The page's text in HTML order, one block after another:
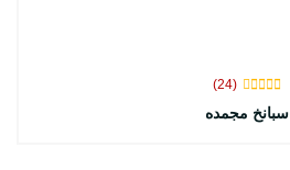
(24)
سبانخ مجمده